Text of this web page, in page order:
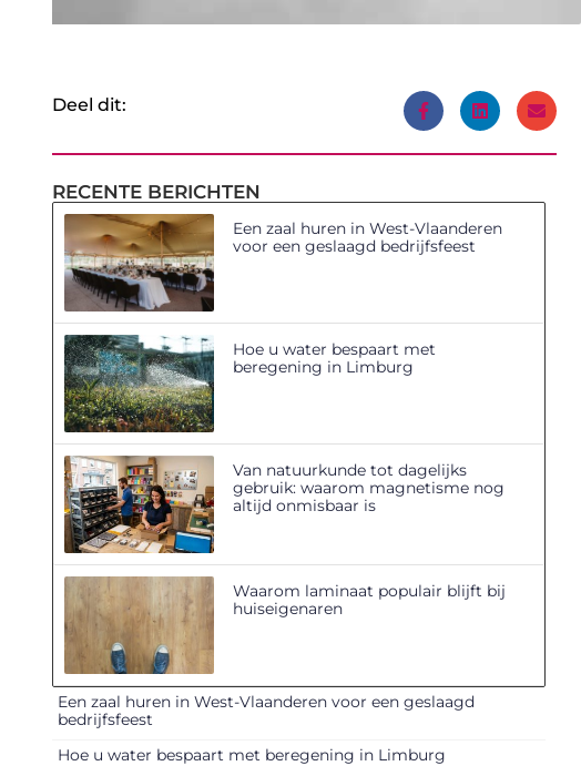
Deel dit:
RECENTE BERICHTEN
Een zaal huren in West-Vlaanderen
voor een geslaagd bedrijfsfeest
Hoe u water bespaart met
beregening in Limburg
Van natuurkunde tot dagelijks
gebruik: waarom magnetisme nog
altijd onmisbaar is
Waarom laminaat populair blijft bij
huiseigenaren
Een zaal huren in West-Vlaanderen voor een geslaagd
bedrijfsfeest
Hoe u water bespaart met beregening in Limburg